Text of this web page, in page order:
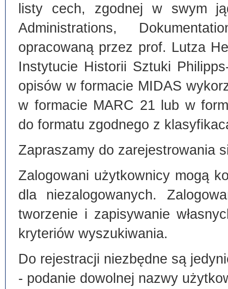
listy cech, zgodnej w swym
Administrations,
opracowaną przez prof. Lutza
Instytucie Historii Sztuki
opisów w formacie MIDAS
w formacie MARC 21 lub w
do formatu zgodnego z
Zapraszamy do zarejestrowania
Zalogowani użytkownicy mogą
dla niezalogowanych.
tworzenie i zapisywanie
kryteriów wyszukiwania.
Do rejestracji niezbędne są
- podanie dowolnej nazwy